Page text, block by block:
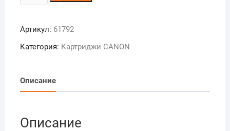
товара
Canon
725
Артикул: 61792
Категория: Картриджи CANON
Описание
Описание